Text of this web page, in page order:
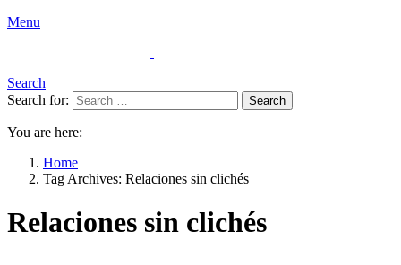
Menu
Search
Search for:
Search
You are here:
Home
Tag Archives: Relaciones sin clichés
Relaciones sin clichés